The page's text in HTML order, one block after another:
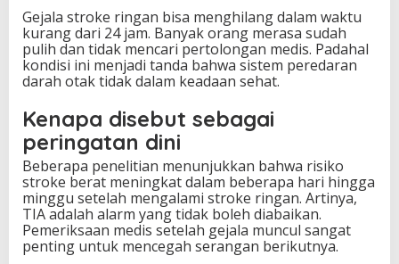
Gejala stroke ringan bisa menghilang dalam waktu
kurang dari 24 jam. Banyak orang merasa sudah
pulih dan tidak mencari pertolongan medis. Padahal
kondisi ini menjadi tanda bahwa sistem peredaran
darah otak tidak dalam keadaan sehat.
Kenapa disebut sebagai
peringatan dini
Beberapa penelitian menunjukkan bahwa risiko
stroke berat meningkat dalam beberapa hari hingga
minggu setelah mengalami stroke ringan. Artinya,
TIA adalah alarm yang tidak boleh diabaikan.
Pemeriksaan medis setelah gejala muncul sangat
penting untuk mencegah serangan berikutnya.